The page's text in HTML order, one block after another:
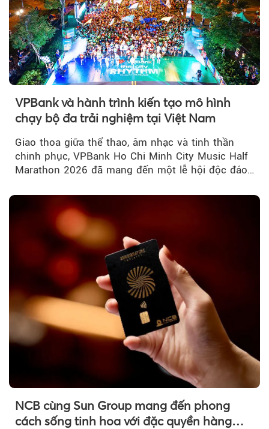
VPBank và hành trình kiến tạo mô hình
chạy bộ đa trải nghiệm tại Việt Nam
Giao thoa giữa thể thao, âm nhạc và tinh thần
chinh phục, VPBank Ho Chi Minh City Music Half
Marathon 2026 đã mang đến một lễ hội độc đáo
NCB cùng Sun Group mang đến phong
cách sống tinh hoa với đặc quyền hàng